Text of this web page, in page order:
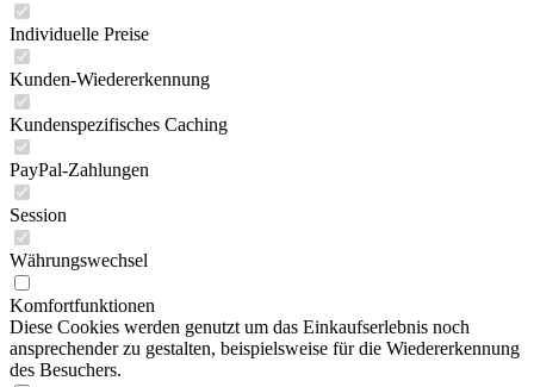
Individuelle Preise
Kunden-Wiedererkennung
Kundenspezifisches Caching
PayPal-Zahlungen
Session
Währungswechsel
Komfortfunktionen
Diese Cookies werden genutzt um das Einkaufserlebnis noch
ansprechender zu gestalten, beispielsweise für die Wiedererkennung
des Besuchers.